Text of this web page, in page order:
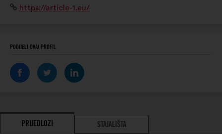
Présents sur l'ensemble du territoire français, y
Mrežno
https://article-1.eu/
PODIJELI OVAJ PROFIL
PRIJEDLOZI STAJALIŠTA